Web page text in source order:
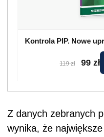
Kontrola PIP. Nowe
119 zł 99 zł
Z danych zebranych
wynika, że